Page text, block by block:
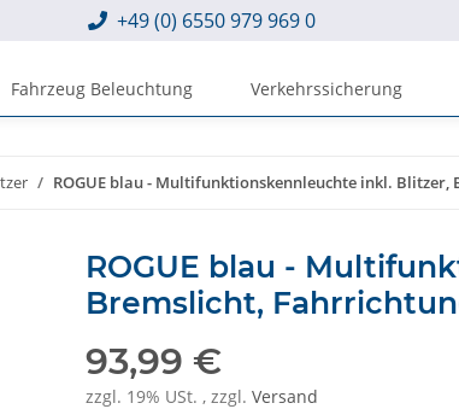
+49 (0) 6550 979 969 0
Fahrzeug Beleuchtung Verkehrssicherung
ROGUE blau - Multifunktionskennleuchte inkl.
ROGUE blau -
Bremslicht,
93,99 €
zzgl. 19% USt. , zzgl. Versand